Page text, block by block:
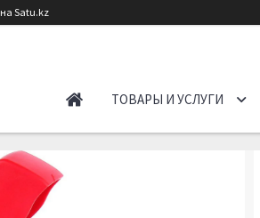
на Satu.kz
ТОВАРЫ И УСЛУГИ